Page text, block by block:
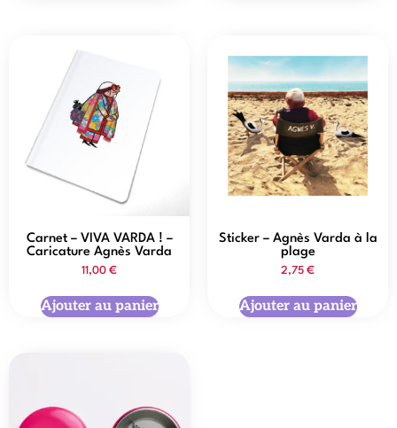
Carnet – VIVA VARDA ! –
Caricature Agnès Varda
11,00 €
Ajouter au panier
Sticker – Agnès Varda à la
plage
2,75 €
Ajouter au panier